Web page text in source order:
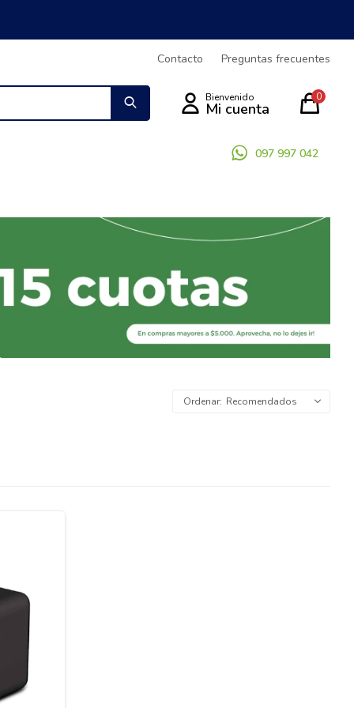
097 997 042
0
Contacto Preguntas frecuentes
Recomendados